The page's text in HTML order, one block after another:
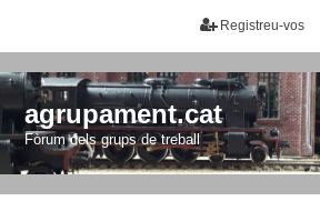
Registreu-vos
agrupament.cat
Fòrum dels grups de treball